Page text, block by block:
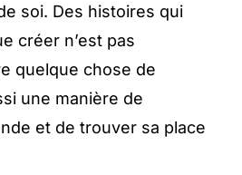
soi. Des histoires qui
créer n’est pas
quelque chose de
une manière de
et de trouver sa place